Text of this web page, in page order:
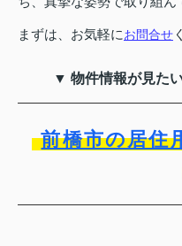
まずは、お気軽にお問合せ
▼ 物件情報が見た
前橋市の居住